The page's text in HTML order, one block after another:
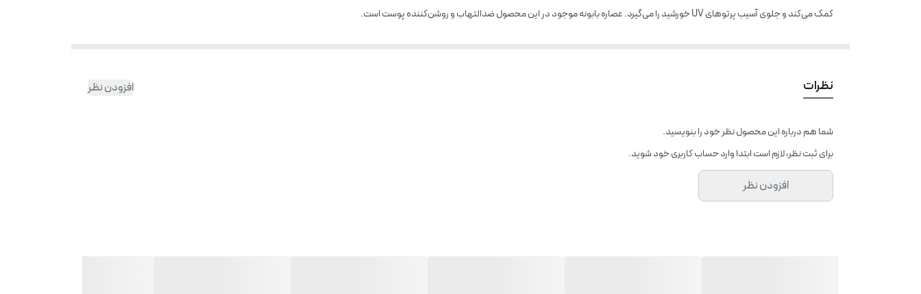
کمک می‌کند و جلوی آسیب پرتو‌های UV خورشید را می‌گیرد. عصاره بابونه موجود در این محصول ضدالتهاب و روشن‌کننده پوست است.
هشدارها:
درب محصول پس از هر بار استفاده بسته شود.
نظرات افزودن نظر
شما هم درباره این محصول نظر خود را بنویسید.
برای ثبت نظر، لازم است ابتدا وارد حساب کاربری خود شوید.
افزودن نظر